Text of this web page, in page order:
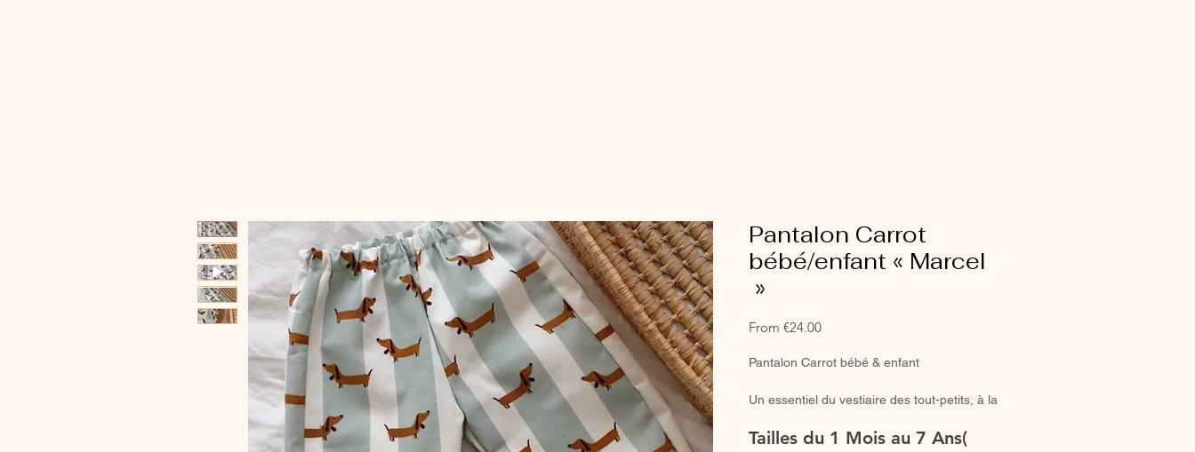
Pantalon Carrot
bébé/enfant « Marcel
»
From €24.00Sale
Pantalon Carrot bébé & enfant
Un essentiel du vestiaire des tout-petits, à la
Tailles du 1 Mois au 7 Ans(